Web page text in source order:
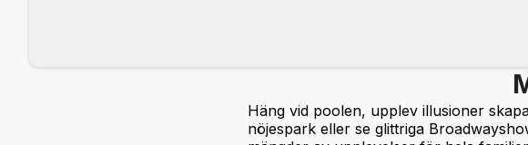
Häng vid poolen, upplev illusioner
nöjespark eller se glittriga